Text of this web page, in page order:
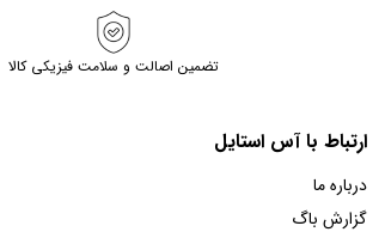
تضمین اصالت و سلامت فیزیکی کالا
ارتباط با آس استایل
درباره ما
گزارش باگ